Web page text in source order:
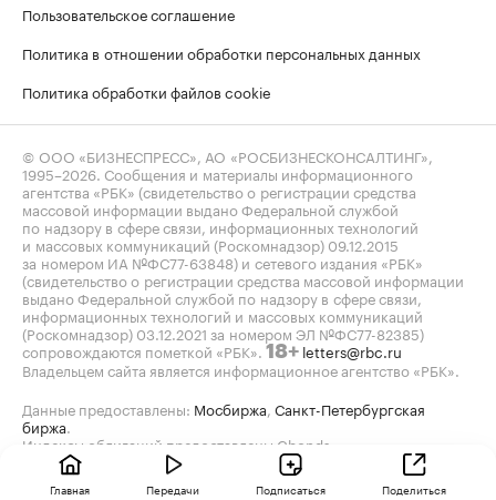
Пользовательское соглашение
Политика в отношении обработки персональных данных
Политика обработки файлов cookie
© ООО «БИЗНЕСПРЕСС», АО «РОСБИЗНЕСКОНСАЛТИНГ»,
1995–2026 . Сообщения и материалы информационного
агентства «РБК» (свидетельство о регистрации средства
массовой информации выдано Федеральной службой
по надзору в сфере связи, информационных технологий
и массовых коммуникаций (Роскомнадзор) 09.12.2015
за номером ИА №ФС77-63848) и сетевого издания «РБК»
(свидетельство о регистрации средства массовой информации
выдано Федеральной службой по надзору в сфере связи,
информационных технологий и массовых коммуникаций
(Роскомнадзор) 03.12.2021 за номером ЭЛ №ФС77-82385)
сопровождаются пометкой «РБК». 18+ letters@rbc.ru
Владельцем сайта является информационное агентство «РБК».
Данные предоставлены: Мосбиржа Санкт-Петербургская
биржа
Индексы облигаций предоставлены Cbonds.
Главная Передачи Подписаться Поделиться